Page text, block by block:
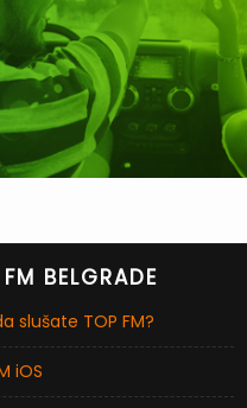
BELGRADE
slušate TOP FM?
iOS